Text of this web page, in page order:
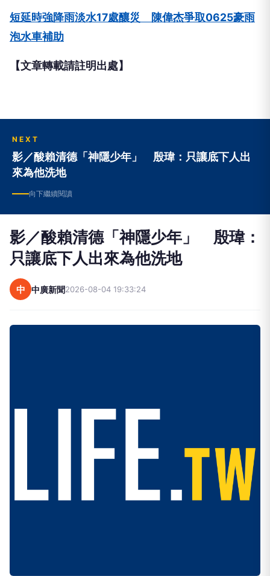
短延時強降雨淡水17處釀災 陳偉杰爭取0625豪雨
泡水車補助
【文章轉載請註明出處】
NEXT
影／酸賴清德「神隱少年」 殷瑋：只讓底下人出
來為他洗地
向下繼續閱讀
影／酸賴清德「神隱少年」 殷瑋：
只讓底下人出來為他洗地
中 中廣新聞2026-08-04 19:33:24